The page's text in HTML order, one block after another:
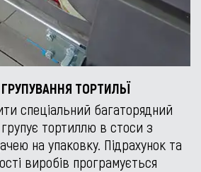
ТОРТИЛЬЇ
спеціальний багаторядний
тортиллю в стоси з
на упаковку. Підрахунок та
виробів програмується